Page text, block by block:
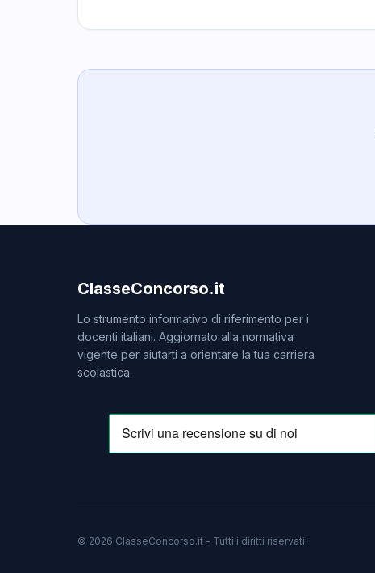
ClasseConcorso.it
Lo strumento informativo di riferimento per i
docenti italiani. Aggiornato alla normativa
vigente per aiutarti a orientare la tua carriera
scolastica.
© 2026 ClasseConcorso.it - Tutti i diritti riservati.